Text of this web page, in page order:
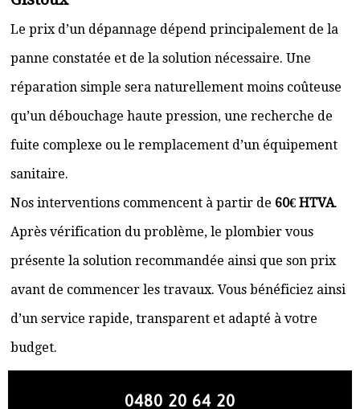
Le prix d’un dépannage dépend principalement de la
panne constatée et de la solution nécessaire. Une
réparation simple sera naturellement moins coûteuse
qu’un débouchage haute pression, une recherche de
fuite complexe ou le remplacement d’un équipement
sanitaire.
Nos interventions commencent à partir de 60€ HTVA.
Après vérification du problème, le plombier vous
présente la solution recommandée ainsi que son prix
avant de commencer les travaux. Vous bénéficiez ainsi
d’un service rapide, transparent et adapté à votre
budget.
0480 20 64 20